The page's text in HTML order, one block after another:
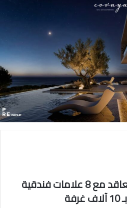
PRE Group تستعد للتعاقد مع 8 علامات فندقية